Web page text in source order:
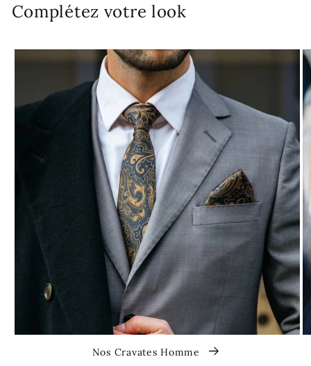
Complétez votre look
Nos Cravates Homme